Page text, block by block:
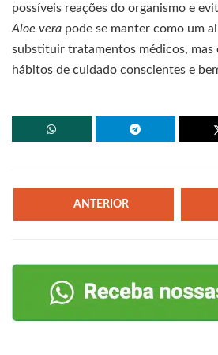
possíveis reações do organismo e
Aloe vera pode se manter como um
substituir tratamentos médicos, mas
hábitos de cuidado conscientes e
ANTERIOR